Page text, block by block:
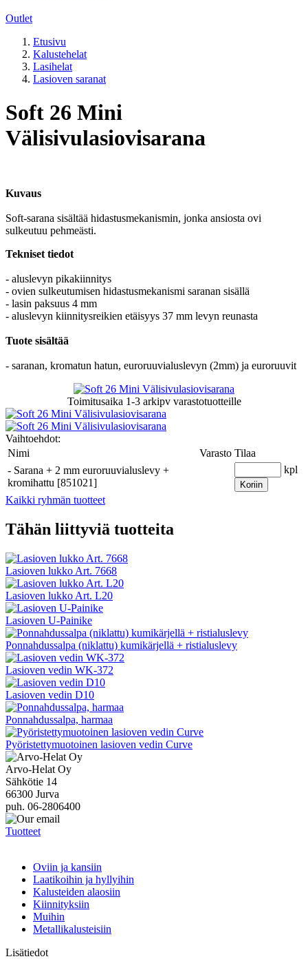
Outlet
Etusivu
Kalustehelat
Lasihelat
Lasioven saranat
Soft 26 Mini
Välisivulasiovisarana
Kuvaus
Soft-sarana sisältää hidastusmekanismin, jonka ansiosta ovi
sulkeutuu pehmeästi.
Tekniset tiedot
- aluslevyn pikakiinnitys
- ovien sulkeutumisen hidastusmekanismi saranan sisällä
- lasin paksuus 4 mm
- aluslevyn kiinnitysreikien etäisyys 37 mm levyn reunasta
Tuote sisältää
- saranan, kromatun hatun, euroruuvialuslevyn (2mm) ja euroruuvit
Toimitusaika 1-3 arkipvvarastotuotteille
Vaihtoehdot:
Nimi
Varasto Tilaa
- Sarana + 2 mm euroruuvialuslevy +
kromihattu [851021]
kpl
Koriin
Kaikki ryhmän tuotteet
Tähän liittyviä tuotteita
Lasioven lukko Art. 7668
Lasioven lukko Art. L20
Lasioven U-Painike
Ponnahdussalpa (niklattu) kumikärjellä + ristialuslevy
Lasioven vedin WK-372
Lasioven vedin D10
Ponnahdussalpa, harmaa
Pyöristettymuotoinen lasioven vedin Curve
Arvo-Helat Oy
Sähkötie 14
66300 Jurva
puh. 06-2806400
Tuotteet
Oviin ja kansiin
Laatikoihin ja hyllyihin
Kalusteiden alaosiin
Kiinnityksiin
Muihin
Metallikalusteisiin
Lisätiedot